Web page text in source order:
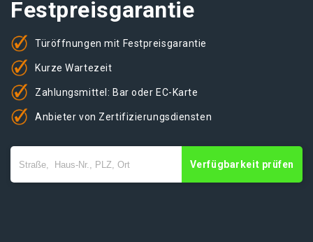
Festpreisgarantie
Türöffnungen mit Festpreisgarantie
Kurze Wartezeit
Zahlungsmittel: Bar oder EC-Karte
Anbieter von Zertifizierungsdiensten
Verfügbarkeit prüfen